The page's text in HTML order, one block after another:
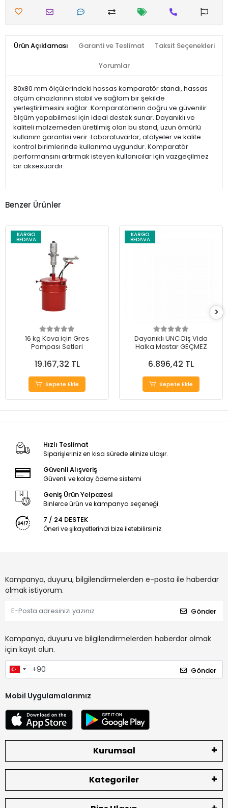
Ürün Açıklaması Garanti ve Teslimat Taksit Seçenekleri
Yorumlar
80x80 mm ölçülerindeki hassas komparatör standı, hassas
ölçüm cihazlarının stabil ve sağlam bir şekilde
yerleştirilmesini sağlar. Komparatörlerin doğru ve güvenilir
ölçüm yapabilmesi için ideal destek sunar. Dayanıklı ve
kaliteli malzemeden üretilmiş olan bu stand, uzun ömürlü
kullanım garantisi verir. Laboratuvarlar, atölyeler ve kalite
kontrol birimlerinde kullanıma uygundur. Komparatör
performansını artırmak isteyen kullanıcılar için vazgeçilmez
bir aksesuardır.
Benzer Ürünler
KARGO
BEDAVA
16 kg Kova için Gres
Pompası Setleri
19.167,32 TL
Sepete Ekle
KARGO
BEDAVA
Dayanıklı UNC Diş Vida
Halka Mastar GEÇMEZ
6.896,42 TL
Sepete Ekle
Hızlı Teslimat
Siparişleriniz en kısa sürede elinize ulaşır.
Güvenli Alışveriş
Güvenli ve kolay ödeme sistemi
Geniş Ürün Yelpazesi
Binlerce ürün ve kampanya seçeneği
7 / 24 DESTEK
Öneri ve şikayetlerinizi bize iletebilirsiniz.
Kampanya, duyuru, bilgilendirmelerden e-posta ile haberdar
olmak istiyorum.
Gönder
Kampanya, duyuru ve bilgilendirmelerden haberdar olmak
için kayıt olun.
Gönder
Mobil Uygulamalarımız
Kurumsal
Kategoriler